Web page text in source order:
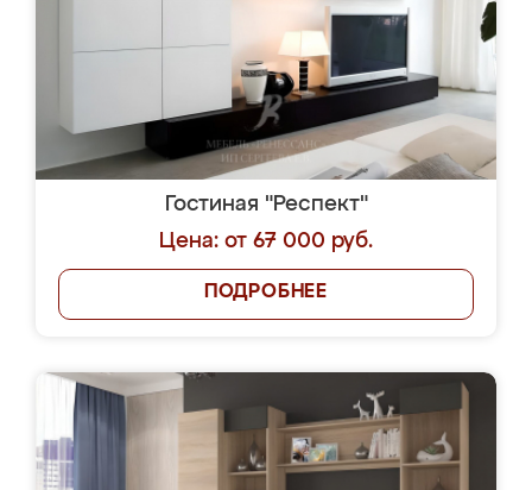
Гостиная "Респект"
Цена: от 67 000 руб.
ПОДРОБНЕЕ